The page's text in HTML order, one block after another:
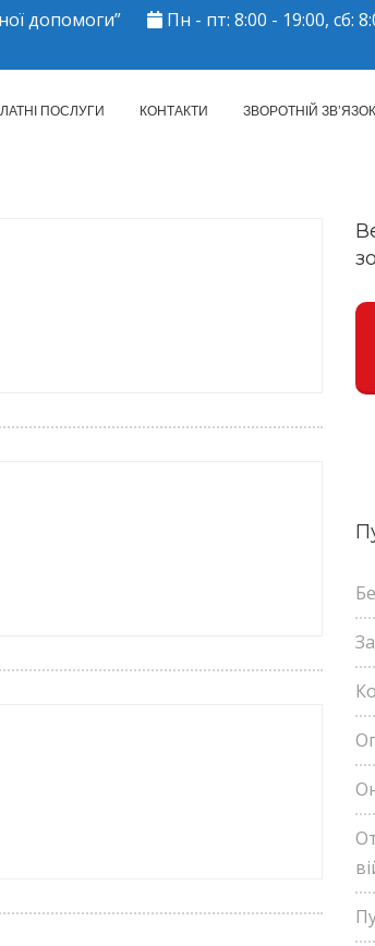
допомоги”
Пн - пт: 8:00 - 19:00, сб:
ЦЕНТР ПМСД"
ПОСЛУГИ КОНТАКТИ ЗВОРОТНІЙ ЗВ’ЯЗОК